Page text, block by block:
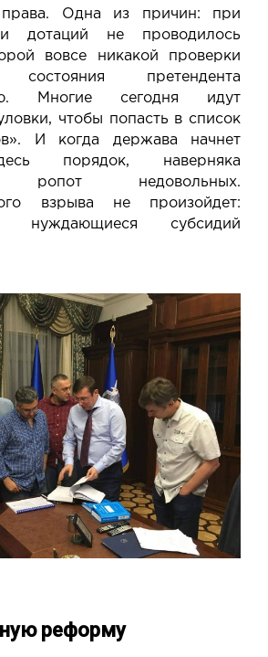
права. Одна из причин: при
дотаций не проводилось
вовсе никакой проверки
состояния претендента
Многие сегодня идут
чтобы попасть в список
И когда держава начнет
порядок, наверняка
ропот недовольных.
взрыва не произойдет:
нуждающиеся субсидий
реформу